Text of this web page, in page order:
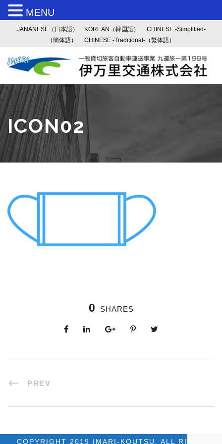
JANANESE（日本語） KOREAN（韓国語）
CHINESE -Simplified-
（簡体語）
CHINESE -Traditional-（繁体語）
ICON02
0 SHARES
PREV
COPYRIGHT 2019 IMARI-KOUTSU, ALL RIGHT
MENU